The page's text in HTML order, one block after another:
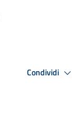
Condividi